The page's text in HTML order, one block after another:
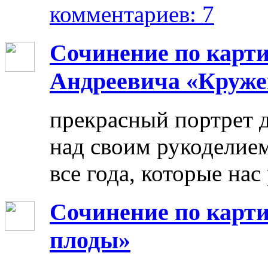
комментариев: 7
Сочинение по
Андреевича
прекрасный портрет
над своим
все года, которые
Сочинение по
плоды»